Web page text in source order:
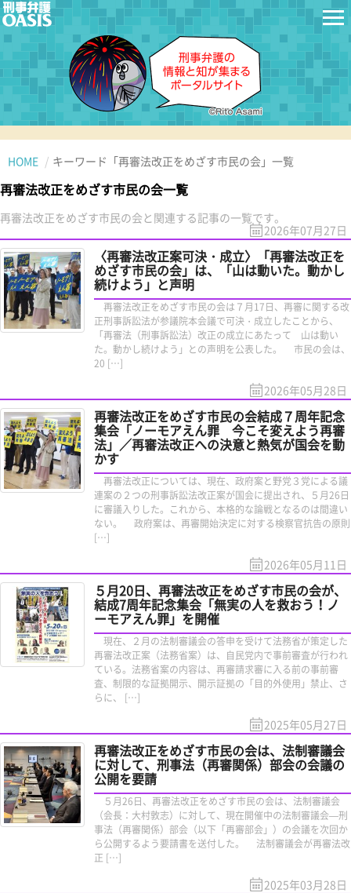
HOME キーワード「再審法改正をめざす市民の会」一覧
再審法改正をめざす市民の会一覧
再審法改正をめざす市民の会と関連する記事の一覧です。
2026年07月27日
〈再審法改正案可決・成立〉「再審法改正を
めざす市民の会」は、「山は動いた。動かし
続けよう」と声明
再審法改正をめざす市民の会は７月17日、再審に関する改
正刑事訴訟法が参議院本会議で可決・成立したことから、
「再審法（刑事訴訟法）改正の成立にあたって 山は動い
た。動かし続けよう」との声明を公表した。 市民の会は、
20 […]
2026年05月28日
再審法改正をめざす市民の会結成７周年記念
集会「ノーモアえん罪 今こそ変えよう再審
法」／再審法改正への決意と熱気が国会を動
かす
再審法改正については、現在、政府案と野党３党による議
連案の２つの刑事訴訟法改正案が国会に提出され、５月26日
に審議入りした。これから、本格的な論戦となるのは間違い
ない。 政府案は、再審開始決定に対する検察官抗告の原則
[…]
2026年05月11日
５月20日、再審法改正をめざす市民の会が、
結成7周年記念集会「無実の人を救おう！ノ
ーモアえん罪」を開催
現在、２月の法制審議会の答申を受けて法務省が策定した
再審法改正案（法務省案）は、自民党内で事前審査が行われ
ている。法務省案の内容は、再審請求審に入る前の事前審
査、制限的な証拠開示、開示証拠の「目的外使用」禁止、さ
らに、 […]
2025年05月27日
再審法改正をめざす市民の会は、法制審議会
に対して、刑事法（再審関係）部会の会議の
公開を要請
５月26日、再審法改正をめざす市民の会は、法制審議会
（会長：大村敦志）に対して、現在開催中の法制審議会—刑
事法（再審関係）部会（以下「再審部会」）の会議を次回か
ら公開するよう要請書を送付した。 法制審議会が再審法改
正 […]
2025年03月28日